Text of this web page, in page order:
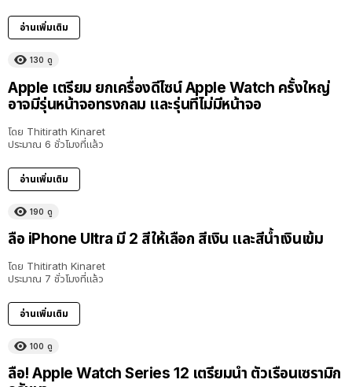
อ่านเพิ่มเติม
130 ดู
Apple เตรียม ยกเครื่องดีไซน์ Apple Watch ครั้งใหญ่
อาจมีรุ่นหน้าจอทรงกลม และรุ่นที่ไม่มีหน้าจอ
โดย Thitirath Kinaret
ประมาณ 6 ชั่วโมงที่แล้ว
อ่านเพิ่มเติม
190 ดู
ลือ iPhone Ultra มี 2 สีให้เลือก สีเงิน และสีน้ำเงินเข้ม
โดย Thitirath Kinaret
ประมาณ 7 ชั่วโมงที่แล้ว
อ่านเพิ่มเติม
100 ดู
ลือ! Apple Watch Series 12 เตรียมนำ ตัวเรือนเซรามิก